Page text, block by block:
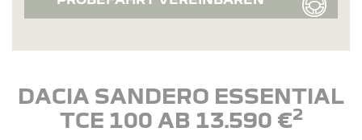
DACIA SANDERO ESSENTIAL
TCE 100 AB 13.590 €2